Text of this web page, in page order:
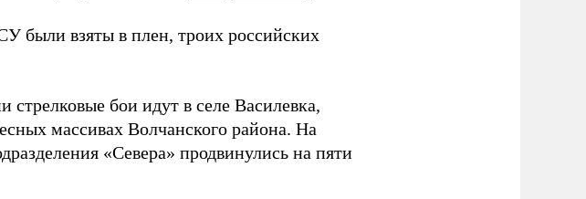
были взяты в плен, троих российских
стрелковые бои идут в селе Василевка,
массивах Волчанского района. На
«Севера» продвинулись на пяти